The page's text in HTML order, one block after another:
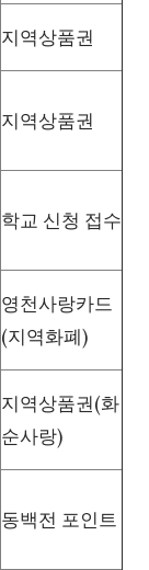
지역상품권
지역상품권
학교 신청 접수
영천사랑카드
(지역화폐)
지역상품권(화
순사랑)
동백전 포인트